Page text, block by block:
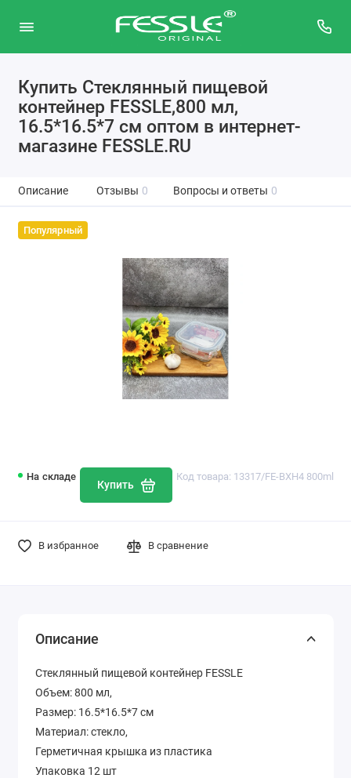
Купить Стеклянный пищевой
контейнер FESSLE,800 мл,
16.5*16.5*7 см оптом в интернет-
магазине FESSLE.RU
Описание Отзывы 0 Вопросы и ответы 0
Популярный
На складе Код товара: 13317/FE-BXH4 800ml
Купить
В избранное В сравнение
Описание
Стеклянный пищевой контейнер FESSLE
Объем: 800 мл,
Размер: 16.5*16.5*7 см
Материал: стекло,
Герметичная крышка из пластика
Упаковка 12 шт